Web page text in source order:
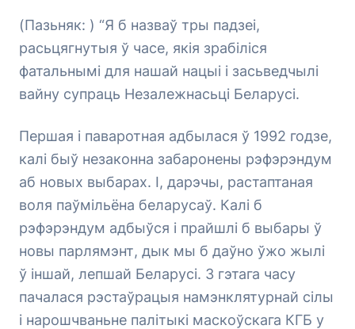
(Пазьняк: ) “Я б назваў тры падзеі,
расьцягнутыя ў часе, якія зрабіліся
фатальнымі для нашай нацыі і засьведчылі
вайну супраць Незалежнасьці Беларусі.
Першая і паваротная адбылася ў 1992 годзе,
калі быў незаконна забаронены рэфэрэндум
аб новых выбарах. І, дарэчы, растаптаная
воля паўмільёна беларусаў. Калі б
рэфэрэндум адбыўся і прайшлі б выбары ў
новы парлямэнт, дык мы б даўно ўжо жылі
ў іншай, лепшай Беларусі. З гэтага часу
пачалася рэстаўрацыя намэнклятурнай сілы
і нарошчваньне палітыкі маскоўскага КГБ у